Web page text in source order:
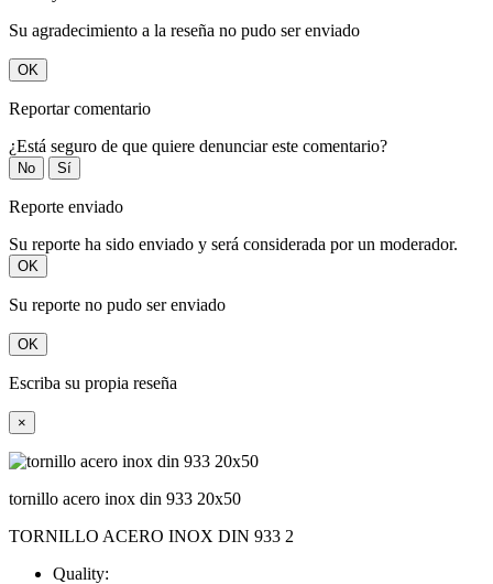
Su agradecimiento a la reseña no pudo ser enviado
OK
Reportar comentario
¿Está seguro de que quiere denunciar este comentario?
No Sí
Reporte enviado
Su reporte ha sido enviado y será considerada por un moderador.
OK
Su reporte no pudo ser enviado
OK
Escriba su propia reseña
×
tornillo acero inox din 933 20x50
TORNILLO ACERO INOX DIN 933 2
Quality: